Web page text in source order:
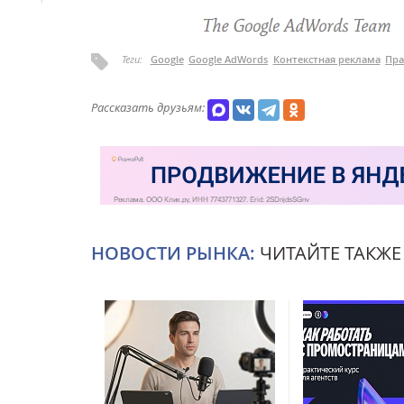
Теги: Google Google AdWords Контекстная реклама
Рассказать друзьям:
НОВОСТИ РЫНКА: ЧИТАЙТЕ ТАКЖЕ